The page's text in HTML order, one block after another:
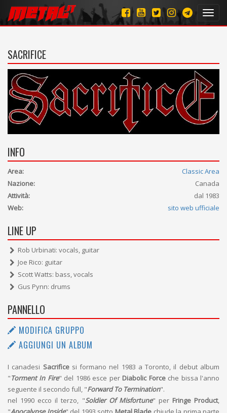
SACRIFICE
INFO
Area:
Classic Area
Nazione:
Canada
Attività:
dal 1983
Web:
sito web ufficiale
LINE UP
Rob Urbinati: vocals, guitar
Joe Rico: guitar
Scott Watts: bass, vocals
Gus Pynn: drums
PANNELLO
MODIFICA GRUPPO
AGGIUNGI UN ALBUM
I canadesi Sacrificesi formano nel 1983 a Toronto, il debut album
"Torment In Fire" del 1986 esce per Diabolic Force che bissa l'anno
seguente il secondo full, "Forward To Termination".
nel 1990 ecco il terzo, "Soldier Of Misfortune" per Fringe Product,